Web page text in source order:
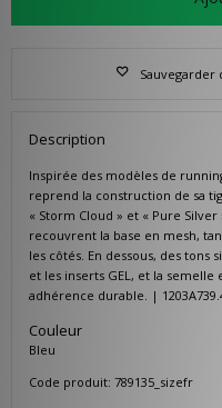
Sauvegarder
Description
Inspirée des modèles de
reprend la construction de sa
« Storm Cloud » et « Pure
recouvrent la base en mesh,
les côtés. En dessous, des tons
et les inserts GEL, et la
adhérence durable. |
Couleur
Bleu
Code produit: 789135_sizefr